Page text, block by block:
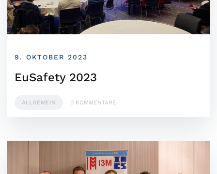
9. OKTOBER 2023
EuSafety 2023
ALLGEMEIN 0 KOMMENTARE